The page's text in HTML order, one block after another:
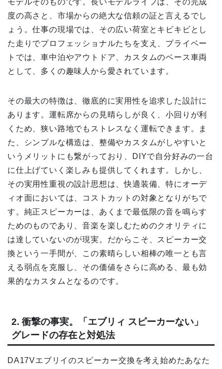
度の高さと、市場からの絶大な信頼の証と言えるでし
ょう。仕事の現場では、その広い荷室とキビキビとし
た走りでプロフェッショナルたちを支え、プライベー
トでは、車中泊やアウトドア、カスタムのベース車両
として、多くの趣味人から愛されています。
その最大の特徴は、徹底的に実用性を追求した設計に
あります。運転席からの見晴らしが良く、小回りが利
くため、狭い路地でもストレスなく運転できます。ま
た、シンプルな構造は、整備やカスタムがしやすいと
いうメリットにも繋がっており、DIYで自分好みの一台
に仕上げていく楽しみも提供してくれます。しかし、
その実用性重視の設計思想は、快適装備、特にオーデ
ィオ面においては、コストカットの対象となりがちで
す。純正スピーカーは、あくまで最低限の音を鳴らす
ためのものであり、音楽を楽しむためのクオリティに
は達していないのが現実。だからこそ、スピーカー交
換という一手間が、この素晴らしい相棒の唯一とも言
える弱点を克服し、その価値をさらに高める、最も効
果的なカスタムとなるのです。
2. 衝撃の事実。「エブリィ スピーカーない」
グレードの存在と対処法
DA17Vエブリイのスピーカー交換を考え始めたあなた